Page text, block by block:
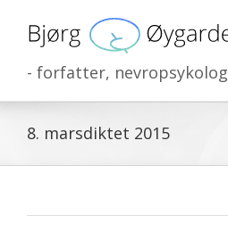
content
- forfatter,
8. marsdiktet 2015